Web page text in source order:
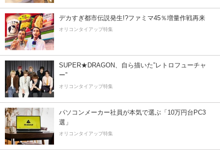
デカすぎ都市伝説発生!?ファミマ45％増量作戦再来
オリコンタイアップ特集
SUPER★DRAGON、自ら描いた”レトロフューチャ
ー”
オリコンタイアップ特集
パソコンメーカー社員が本気で選ぶ「10万円台PC3
選」
オリコンタイアップ特集